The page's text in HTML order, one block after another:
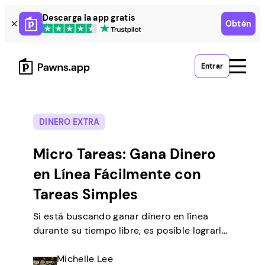
Skip
to
content
Descarga la app gratis
Obtén
Entrar
DINERO EXTRA
Micro Tareas: Gana Dinero
en Línea Fácilmente con
Tareas Simples
Si está buscando ganar dinero en línea
durante su tiempo libre, es posible lograrlo
muchas personas como usted que
Michelle Lee